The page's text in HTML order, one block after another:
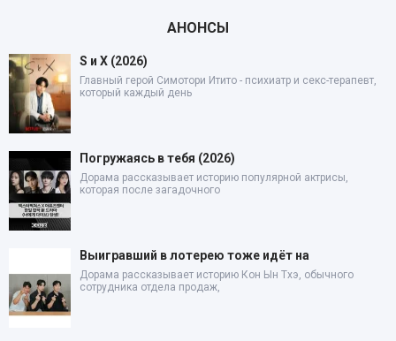
АНОНСЫ
S и X (2026)
Главный герой Симотори Итито - психиатр и секс-терапевт,
который каждый день
Погружаясь в тебя (2026)
Дорама рассказывает историю популярной актрисы,
которая после загадочного
Выигравший в лотерею тоже идёт на
Дорама рассказывает историю Кон Ын Тхэ, обычного
сотрудника отдела продаж,